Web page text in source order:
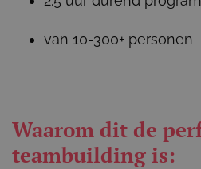
van 10-300+ personen
Waarom dit de
teambuilding is: